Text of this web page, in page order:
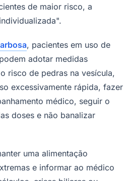
de maior risco, a
, pacientes em uso de
adotar medidas
risco de pedras na vesícula,
excessivamente rápida, fazer
médico, seguir o
doses e não banalizar
uma alimentação
e informar ao médico